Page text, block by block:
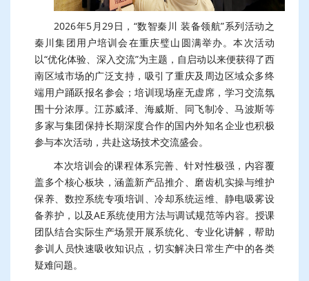
2026年5月29日，“数智秦川 装备领航”系列活动之
秦川集团用户培训会在重庆璧山圆满举办。本次活动
以“优化体验、深入交流”为主题，自启动以来便获得了西
南区域市场的广泛支持，吸引了重庆及周边区域众多终
端用户踊跃报名参会；培训现场座无虚席，学习交流氛
围十分浓厚。江苏威泽、海威斯、同飞制冷、马波斯等
多家与集团保持长期深度合作的国内外知名企业也积极
参与本次活动，共赴这场技术交流盛会。
本次培训会的课程体系完善、针对性极强，内容覆
盖多个核心板块，涵盖新产品推介、磨齿机实操与维护
保养、数控系统专项培训、冷却系统运维、静电吸雾设
备养护，以及AE系统使用方法与调试规范等内容。授课
团队结合实际生产场景开展系统化、专业化讲解，帮助
参训人员快速吸收知识点，切实解决日常生产中的各类
疑难问题。